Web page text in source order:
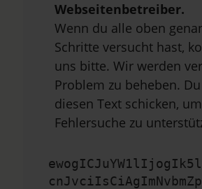
Webseitenbetreiber.
Wenn du alle oben
Schritte versucht hast,
uns bitte. Wir werden
Problem zu beheben.
diesen Text schicken,
Fehlersuche zu